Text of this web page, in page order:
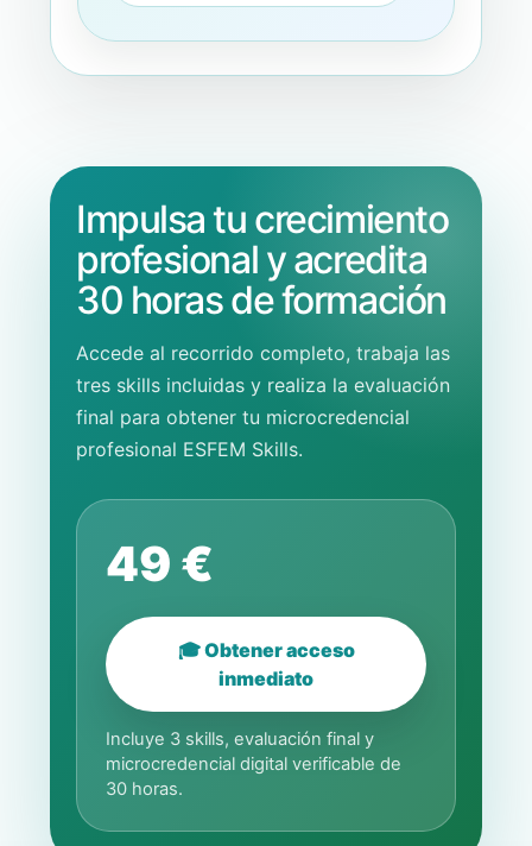
Impulsa tu crecimiento
profesional y acredita
30 horas de formación
Accede al recorrido completo, trabaja las
tres skills incluidas y realiza la evaluación
final para obtener tu microcredencial
profesional ESFEM Skills.
49 €
🎓 Obtener acceso
inmediato
Incluye 3 skills, evaluación final y
microcredencial digital verificable de
30 horas.